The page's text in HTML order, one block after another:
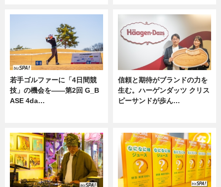
若手ゴルファーに「4日間競
技」の機会を——第2回 G_B
ASE 4da…
信頼と期待がブランドの力を
生む。ハーゲンダッツ クリス
ピーサンドが歩ん…